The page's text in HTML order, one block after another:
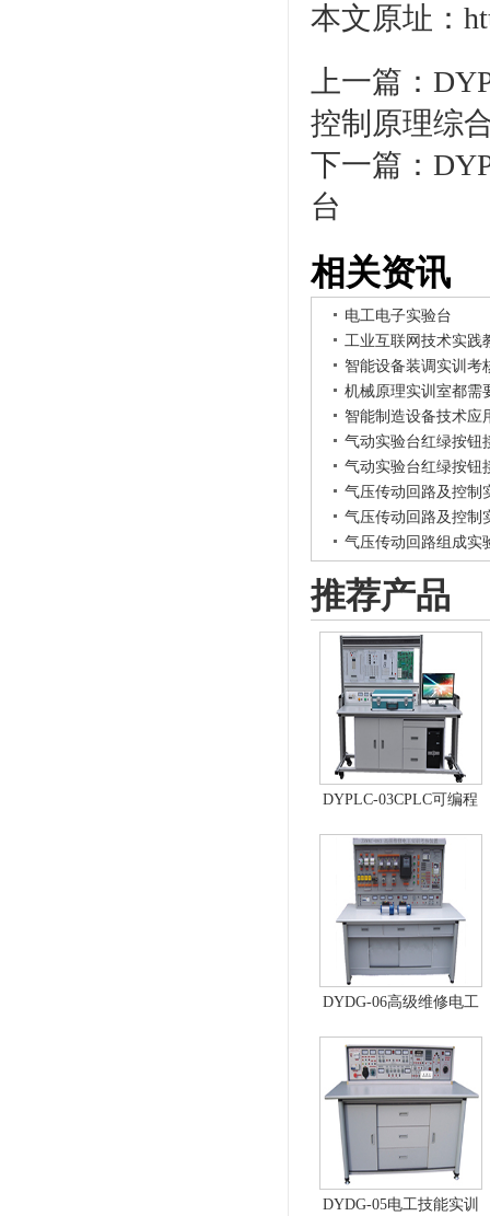
本文原址：
上一篇：
控制原理综
下一篇：
台
相关资讯
电工电子实验台
工业互联网技术实践
智能设备装调实训考
机械原理实训室都需
智能制造设备技术应
气动实验台红绿按钮
气动实验台红绿按钮
气压传动回路及控制
气压传动回路及控制
气压传动回路组成实
推荐产品
DYPLC-03CPLC可编程
统、自动控制原理综合
实验台
DYDG-06高级维修电工
型）
DYDG-05电工技能实训